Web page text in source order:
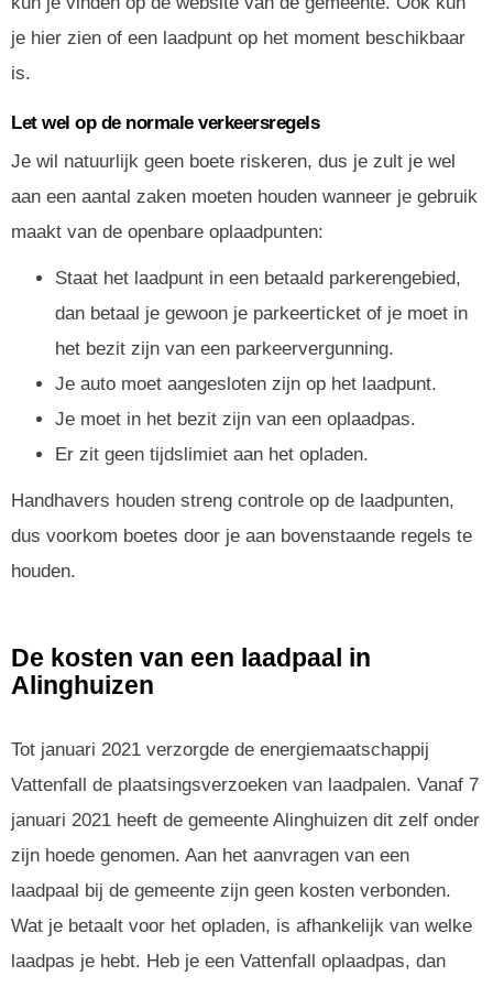
je hier zien of een laadpunt op het moment beschikbaar
is.
Let wel op de normale verkeersregels
Je wil natuurlijk geen boete riskeren, dus je zult je wel
aan een aantal zaken moeten houden wanneer je gebruik
maakt van de openbare oplaadpunten:
Staat het laadpunt in een betaald parkerengebied,
dan betaal je gewoon je parkeerticket of je moet in
het bezit zijn van een parkeervergunning.
Je auto moet aangesloten zijn op het laadpunt.
Je moet in het bezit zijn van een oplaadpas.
Er zit geen tijdslimiet aan het opladen.
Handhavers houden streng controle op de laadpunten,
dus voorkom boetes door je aan bovenstaande regels te
houden.
De kosten van een laadpaal in
Alinghuizen
Tot januari 2021 verzorgde de energiemaatschappij
Vattenfall de plaatsingsverzoeken van laadpalen. Vanaf 7
januari 2021 heeft de gemeente Alinghuizen dit zelf onder
zijn hoede genomen. Aan het aanvragen van een
laadpaal bij de gemeente zijn geen kosten verbonden.
Wat je betaalt voor het opladen, is afhankelijk van welke
laadpas je hebt. Heb je een Vattenfall oplaadpas, dan